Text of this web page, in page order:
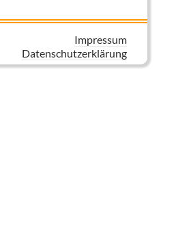
Impressum
Datenschutzerklärung